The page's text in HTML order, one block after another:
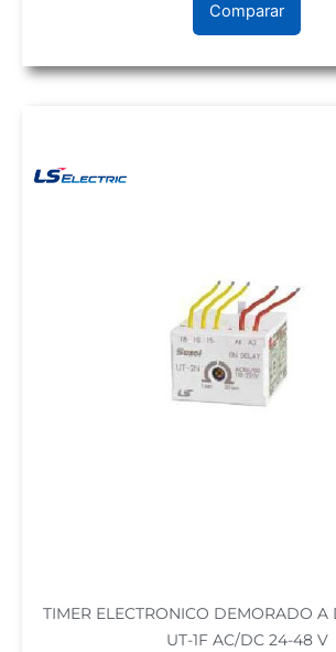
Comparar
TIMER ELECTRONICO DEMORADO A
UT-1F AC/DC 24-48 V